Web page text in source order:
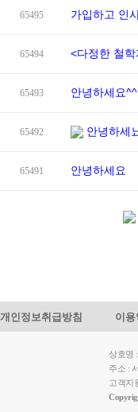
65495 가입하고 인
65494 <다정한 철
65493 안녕하세요^^
65492 안녕하세
65491 안녕하세요
개인정보취급방침 이
상호명
주소 :
고객지